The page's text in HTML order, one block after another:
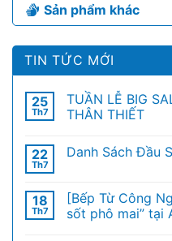
Sản phẩm khác
TIN TỨC MỚI
25
Th7
TUẦN LỄ BIG
THÂN THIẾT
22
Th7
Danh Sách Đầu
18
Th7
[Bếp Từ Công
sốt phô mai” tại